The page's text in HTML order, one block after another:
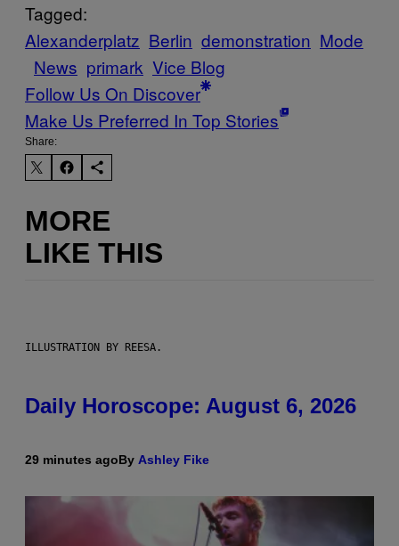
Tagged:
Alexanderplatz Berlin demonstration Mode
News primark Vice Blog
Follow Us On Discover
Make Us Preferred In Top Stories
Share:
MORE
LIKE THIS
ILLUSTRATION BY REESA.
Daily Horoscope: August 6, 2026
29 minutes agoBy Ashley Fike